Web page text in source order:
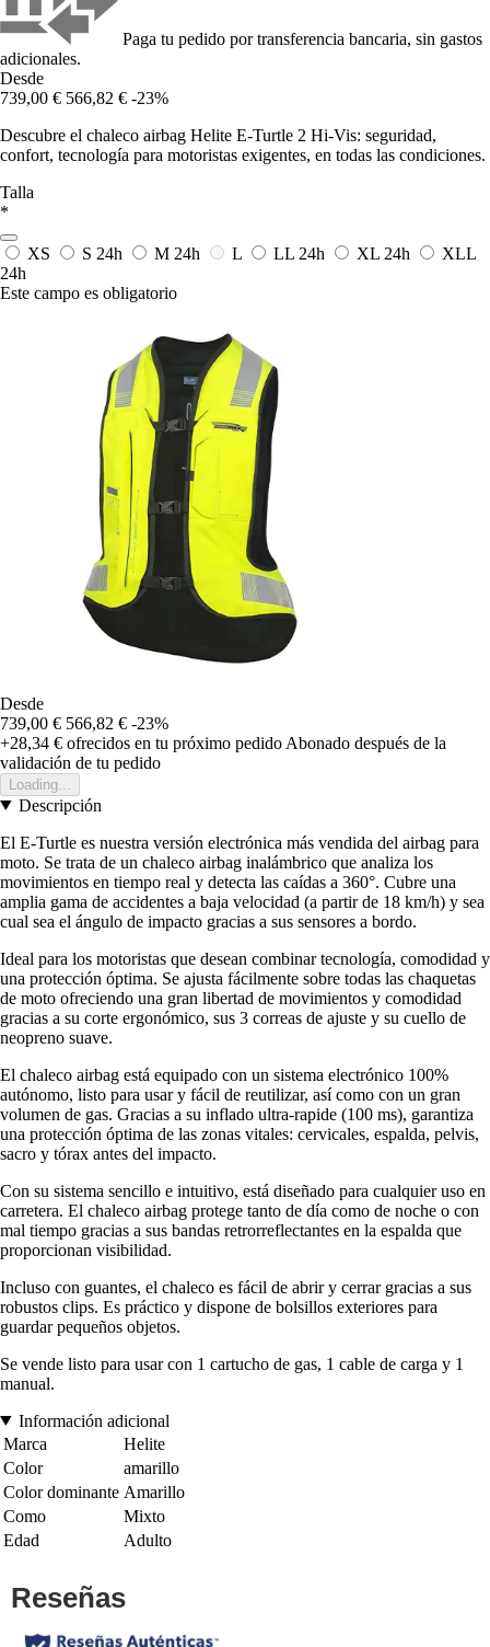
Paga tu pedido por transferencia bancaria, sin gastos
adicionales.
Desde
739,00 € 566,82 € -23%
Descubre el chaleco airbag Helite E-Turtle 2 Hi-Vis: seguridad,
confort, tecnología para motoristas exigentes, en todas las condiciones.
Talla
*
XS S 24h M 24h L LL 24h XL 24h
XLL
24h
Este campo es obligatorio
Desde
739,00 € 566,82 € -23%
+28,34 € ofrecidos en tu próximo pedido Abonado después de la
validación de tu pedido
Loading...
Descripción
El E-Turtle es nuestra versión electrónica más vendida del airbag para
moto. Se trata de un chaleco airbag inalámbrico que analiza los
movimientos en tiempo real y detecta las caídas a 360°. Cubre una
amplia gama de accidentes a baja velocidad (a partir de 18 km/h) y sea
cual sea el ángulo de impacto gracias a sus sensores a bordo.
Ideal para los motoristas que desean combinar tecnología, comodidad y
una protección óptima. Se ajusta fácilmente sobre todas las chaquetas
de moto ofreciendo una gran libertad de movimientos y comodidad
gracias a su corte ergonómico, sus 3 correas de ajuste y su cuello de
neopreno suave.
El chaleco airbag está equipado con un sistema electrónico 100%
autónomo, listo para usar y fácil de reutilizar, así como con un gran
volumen de gas. Gracias a su inflado ultra-rapide (100 ms), garantiza
una protección óptima de las zonas vitales: cervicales, espalda, pelvis,
sacro y tórax antes del impacto.
Con su sistema sencillo e intuitivo, está diseñado para cualquier uso en
carretera. El chaleco airbag protege tanto de día como de noche o con
mal tiempo gracias a sus bandas retrorreflectantes en la espalda que
proporcionan visibilidad.
Incluso con guantes, el chaleco es fácil de abrir y cerrar gracias a sus
robustos clips. Es práctico y dispone de bolsillos exteriores para
guardar pequeños objetos.
Se vende listo para usar con 1 cartucho de gas, 1 cable de carga y 1
manual.
Información adicional
Marca
Helite
Color
amarillo
Color dominante Amarillo
Como
Mixto
Edad
Adulto